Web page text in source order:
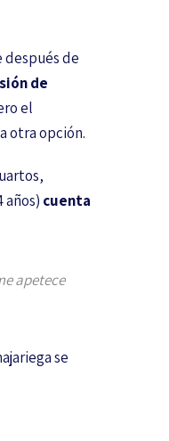
después de
de
el
otra opción.
años) cuenta
apetece
se